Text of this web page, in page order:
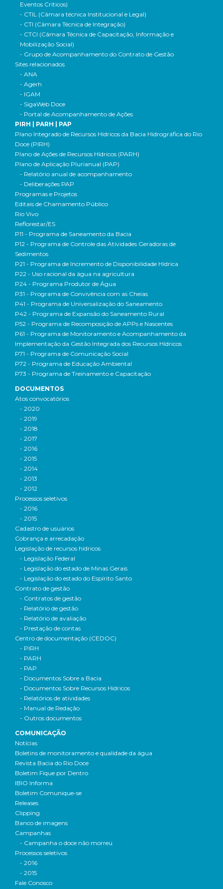
Eventos Críticos)
- CTIL (Câmara técnica Institucional e Legal)
- CTI (Câmara Técnica de Integração)
- CTCI (Câmara Técnica de Capacitação, Informação e
Mobilização Social)
- Grupo de Acompanhamento do Contrato de Gestão
Sites relacionados
- ANA
- Agerh
- IGAM
- SigaWeb Doce
- Portal de Acompanhamento de Ações
PIRH | PARH | PAP
Plano Integrado de Recursos Hídricos da Bacia Hidrográfica do Rio
Doce (PIRH)
Plano de Ações de Recursos Hídricos (PARH)
Plano de Aplicação Plurianual (PAP)
- Relatório anual de acompanhamento
- Deliberações PAP
Programas e Projetos
Editais de Chamamento Público
Rio Vivo
Reflorestar/ES
P11 - Programa de Saneamento da Bacia
P12 - Programa de Controle das Atividades Geradoras de
Sedimentos
P21 - Programa de Incremento de Disponibilidade Hídrica
P22 - Uso racional da água na agricultura
P24 - Programa Produtor de Água
P31 - Programa de Convivência com as Cheias
P41 - Programa de Universalização do Saneamento
P42 - Programa de Expansão do Saneamento Rural
P52 - Programa de Recomposição de APPs e Nascentes
P61 - Programa de Monitoramento e Acompanhamento da
Implementação da Gestão Integrada dos Recursos Hídricos
P71 - Programa de Comunicação Social
P72 - Programa de Educação Ambiental
P73 - Programa de Treinamento e Capacitação
DOCUMENTOS
Atos convocatórios
- 2020
- 2019
- 2018
- 2017
- 2016
- 2015
- 2014
- 2013
- 2012
Processos seletivos
- 2016
- 2015
Cadastro de usuários
Cobrança e arrecadação
Legislação de recursos hídricos
- Legislação Federal
- Legislação do estado de Minas Gerais
- Legislação do estado do Espírito Santo
Contrato de gestão
- Contratos de gestão
- Relatório de gestão
- Relatório de avaliação
- Prestação de contas
Centro de documentação (CEDOC)
- PIRH
- PARH
- PAP
- Documentos Sobre a Bacia
- Documentos Sobre Recursos Hídricos
- Relatórios de atividades
- Manual de Redação
- Outros documentos
COMUNICAÇÃO
Notícias
Boletins de monitoramento e qualidade da água
Revista Bacia do Rio Doce
Boletim Fique por Dentro
IBIO Informa
Boletim Comunique-se
Releases
Clipping
Banco de imagens
Campanhas
- Campanha o doce não morreu
Processos seletivos
- 2016
- 2015
Fale Conosco